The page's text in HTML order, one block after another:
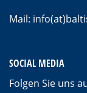
Mail:
SOCIAL MEDIA
Folgen Sie uns